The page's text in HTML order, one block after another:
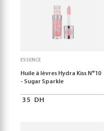
ESSENCE
Huile à lèvres Hydra Kiss N°10
- Sugar Sparkle
35 DH